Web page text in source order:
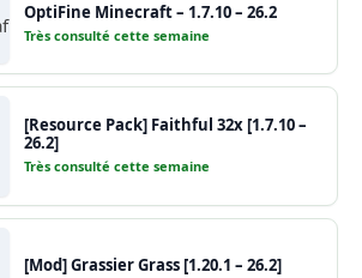
OptiFine Minecraft – 1.7.10 – 26.2
Très consulté cette semaine
[Resource Pack] Faithful 32x [1.7.10 –
26.2]
Très consulté cette semaine
[Mod] Grassier Grass [1.20.1 – 26.2]